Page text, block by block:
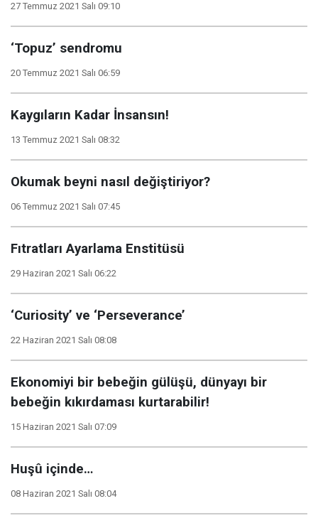
27 Temmuz 2021 Salı 09:10
‘Topuz’ sendromu
20 Temmuz 2021 Salı 06:59
Kaygıların Kadar İnsansın!
13 Temmuz 2021 Salı 08:32
Okumak beyni nasıl değiştiriyor?
06 Temmuz 2021 Salı 07:45
Fıtratları Ayarlama Enstitüsü
29 Haziran 2021 Salı 06:22
‘Curiosity’ ve ‘Perseverance’
22 Haziran 2021 Salı 08:08
Ekonomiyi bir bebeğin gülüşü, dünyayı bir
bebeğin kıkırdaması kurtarabilir!
15 Haziran 2021 Salı 07:09
Huşû içinde…
08 Haziran 2021 Salı 08:04